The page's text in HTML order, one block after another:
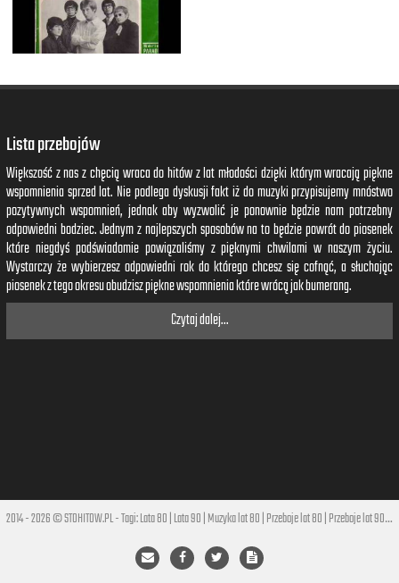
Lista przebojów
Większość z nas z chęcią wraca do hitów z lat młodości dzięki którym wracają piękne
wspomnienia sprzed lat. Nie podlega dyskusji fakt iż do muzyki przypisujemy mnóstwo
pozytywnych wspomnień, jednak aby wyzwolić je ponownie będzie nam potrzebny
odpowiedni bodziec. Jednym z najlepszych sposobów na to będzie powrót do piosenek
które niegdyś podświadomie powiązaliśmy z pięknymi chwilami w naszym życiu.
Wystarczy że wybierzesz odpowiedni rok do którego chcesz się cofnąć, a słuchając
piosenek z tego okresu obudzisz piękne wspomnienia które wrócą jak bumerang.
Czytaj dalej...
2014 - 2026 © STOHITOW.PL - Tagi:Lata 80|Lata 90|Muzyka lat 80|Przeboje lat 80|Przeboje lat 90|